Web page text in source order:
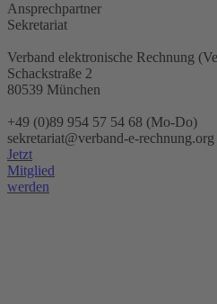
Ansprechpartner
Sekretariat
Verband elektronische Rechnung
Schackstraße 2
80539 München
+49 (0)89 954 57 54 68 (Mo-Do)
sekretariat@verband-e-rechnung.org
Jetzt
Mitglied
werden